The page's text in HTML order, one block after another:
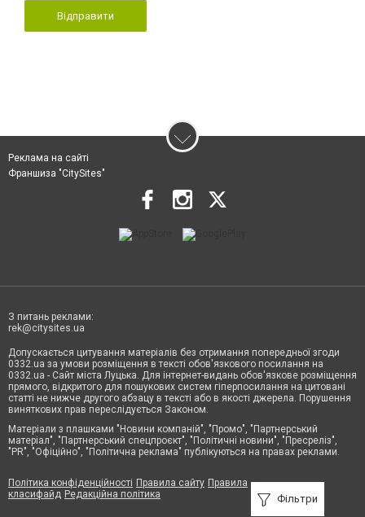
Відправити
Фільтри
Реклама на сайті
Франшиза "CitySites"
З питань реклами:
rek@citysites.ua
Допускається цитування матеріалів без отримання попередньої згоди
0332.ua за умови розміщення в тексті обов'язкового посилання на
0332.ua - Сайт міста Луцька. Для інтернет-видань обов'язкове розміщення
прямого, відкритого для пошукових систем гіперпосилання на цитовані
статті не нижче другого абзацу в тексті або в якості джерела. Порушення
виняткових прав переслідується Законом.
Матеріали з плашками "Новини компаній", "Промо", "Партнерський
матеріал", "Партнерський спецпроєкт", "Політичні новини", "Пресреліз",
"PR", "Офіційно", "Політична реклама" публікуються на правах реклами.
Політика конфіденційності Правила сайту Правила
класифайд Редакційна політика